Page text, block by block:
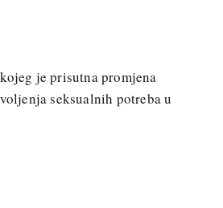
je prisutna promjena
seksualnih potreba u